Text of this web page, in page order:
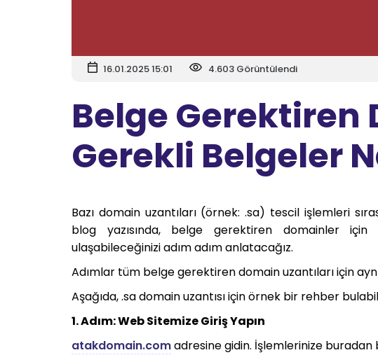
16.01.2025 15:01 4.603 Görüntülendi
Belge Gerektiren
Gerekli Belgeler
Bazı domain uzantıları (örnek: .sa) tescil işlemleri
blog yazısında, belge gerektiren domainler
ulaşabileceğinizi adım adım anlatacağız.
Adımlar tüm belge gerektiren domain uzantıları için
Aşağıda, .sa domain uzantısı için örnek bir rehber
1. Adım: Web Sitemize Giriş Yapın
atakdomain.comadresine gidin. İşlemlerinize buradan